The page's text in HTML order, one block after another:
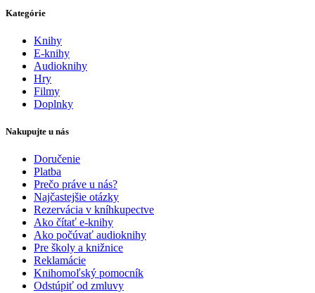
Kategórie
Knihy
E-knihy
Audioknihy
Hry
Filmy
Doplnky
Nakupujte u nás
Doručenie
Platba
Prečo práve u nás?
Najčastejšie otázky
Rezervácia v kníhkupectve
Ako čítať e-knihy
Ako počúvať audioknihy
Pre školy a knižnice
Reklamácie
Knihomoľský pomocník
Odstúpiť od zmluvy